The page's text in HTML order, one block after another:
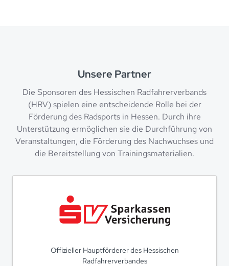
Unsere Partner
Die Sponsoren des Hessischen Radfahrerverbands
(HRV) spielen eine entscheidende Rolle bei der
Förderung des Radsports in Hessen. Durch ihre
Unterstützung ermöglichen sie die Durchführung von
Veranstaltungen, die Förderung des Nachwuchses und
die Bereitstellung von Trainingsmaterialien.
Offizieller Hauptförderer des Hessischen
Radfahrerverbandes